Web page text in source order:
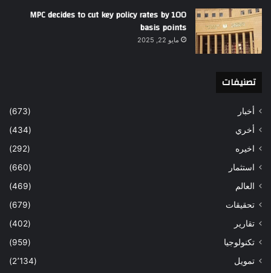
MPC decides to cut key policy rates by 100
basis points
مايو 22, 2025
تصنيفات
أخبار
(673)
أخري
(434)
اخيره
(292)
استثمار
(660)
العالم
(469)
تحقيقات
(679)
تقارير
(402)
تكنولوجيا
(959)
تمويل
(2٬134)